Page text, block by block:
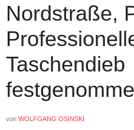
Nordstraße,
Taschendieb
von WOLFGANG OSINSKI